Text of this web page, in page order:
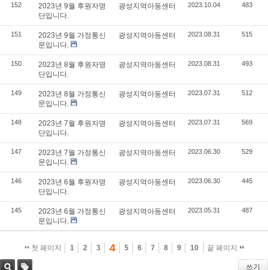
152
2023년 9월 후원자명
단입니다.
광성지역아동센터 2023.10.04 483
151
2023년 9월 가정통신
문입니다.
광성지역아동센터 2023.08.31 515
150
2023년 8월 후원자명
단입니다.
광성지역아동센터 2023.08.31 493
149
2023년 8월 가정통신
문입니다.
광성지역아동센터 2023.07.31 512
148
2023년 7월 후원자명
단입니다.
광성지역아동센터 2023.07.31 569
147
2023년 7월 가정통신
문입니다.
광성지역아동센터 2023.06.30 529
146
2023년 6월 후원자명
단입니다.
광성지역아동센터 2023.06.30 445
145
2023년 6월 가정통신
문입니다.
광성지역아동센터 2023.05.31 487
첫 페이지 1 2 3 4 5 6 7 8 9 10 끝 페이지
쓰기